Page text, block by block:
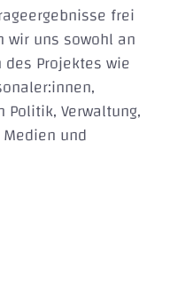
frei
wir uns sowohl an
Projektes wie
Verwaltung,
und